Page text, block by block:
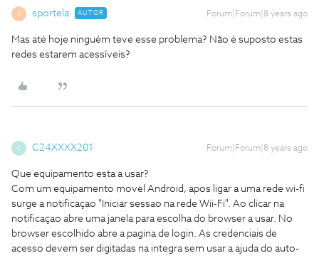
S sportela AUTOR Forum|Forum|8 years ago
Mas até hoje ninguém teve esse problema? Não é suposto estas
redes estarem acessíveis?
C C24XXXX201 Forum|Forum|8 years ago
Que equipamento esta a usar?
Com um equipamento movel Android, apos ligar a uma rede wi-fi
surge a notificaçao "Iniciar sessao na rede Wii-Fi". Ao clicar na
notificaçao abre uma janela para escolha do browser a usar. No
browser escolhido abre a pagina de login. As credenciais de
acesso devem ser digitadas na integra sem usar a ajuda do auto-